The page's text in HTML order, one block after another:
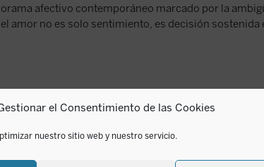
el Consentimiento de las Cookies
nuestro sitio web y nuestro servicio.
afectivo contemporáneo marcado por la
amor no es solo sentimiento, es decisión sostenida